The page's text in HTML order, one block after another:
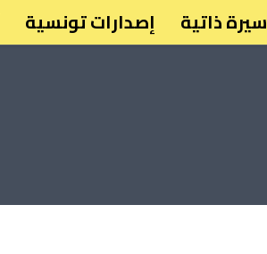
سيرة ذاتية إصدارات تونسية